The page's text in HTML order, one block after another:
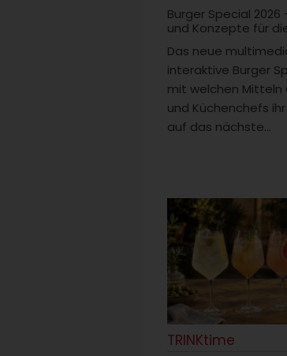
Burger Special 2026
und Konzepte für
Das neue
interaktive Burger
mit welchen Mitteln
und Küchenchefs
auf das nächste...
TRINKtime